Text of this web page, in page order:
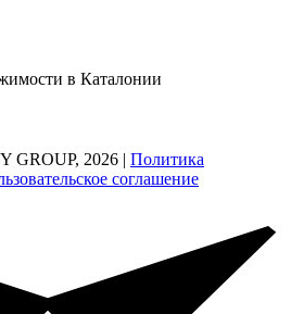
в Каталонии
GROUP, 2026 | Политика
соглашение